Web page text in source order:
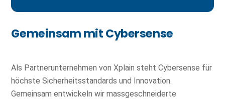
Gemeinsam mit Cybersense
Als Partnerunternehmen von Xplain steht Cybersense für
höchste Sicherheitsstandards und Innovation.
Gemeinsam entwickeln wir massgeschneiderte